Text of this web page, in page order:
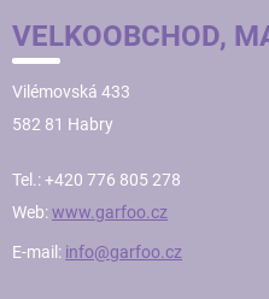
VELKOOBCHOD,
Vilémovská 433
582 81 Habry
Tel.: +420 776 805 278
Web:www.garfoo.cz
E-mail: info@garfoo.cz